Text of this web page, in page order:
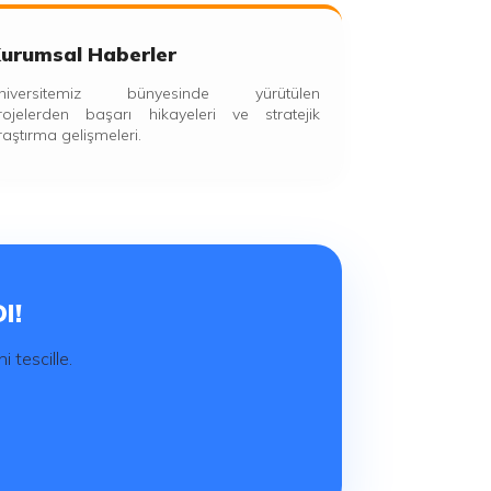
Haberler
bünyesinde yürütülen
başarı hikayeleri ve stratejik
gelişmeleri.
tescille.